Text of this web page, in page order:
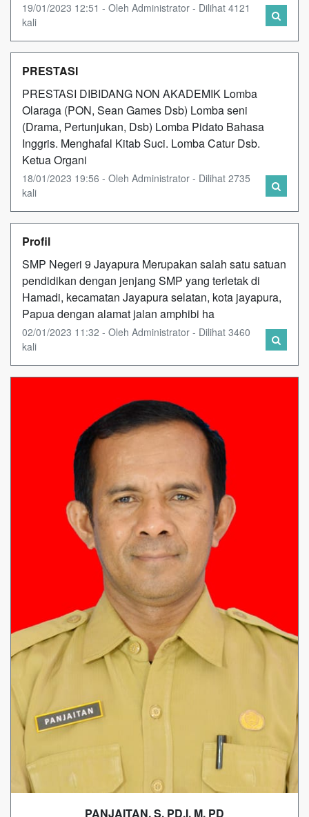
19/01/2023 12:51 - Oleh Administrator - Dilihat 4121
kali
PRESTASI
PRESTASI DIBIDANG NON AKADEMIK Lomba
Olaraga (PON, Sean Games Dsb) Lomba seni
(Drama, Pertunjukan, Dsb) Lomba Pidato Bahasa
Inggris. Menghafal Kitab Suci. Lomba Catur Dsb.
Ketua Organi
18/01/2023 19:56 - Oleh Administrator - Dilihat 2735
kali
Profil
SMP Negeri 9 Jayapura Merupakan salah satu satuan
pendidikan dengan jenjang SMP yang terletak di
Hamadi, kecamatan Jayapura selatan, kota jayapura,
Papua dengan alamat jalan amphibi ha
02/01/2023 11:32 - Oleh Administrator - Dilihat 3460
kali
PANJAITAN, S. PD.I, M. PD